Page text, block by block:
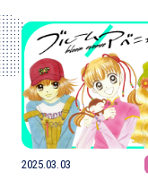
2025.03.03